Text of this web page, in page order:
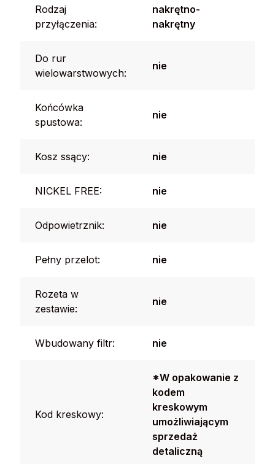
Rodzaj
przyłączenia:
nakrętno-
nakrętny
Do rur
wielowarstwowych:
nie
Końcówka
spustowa:
nie
Kosz ssący: nie
NICKEL FREE: nie
Odpowietrznik: nie
Pełny przelot: nie
Rozeta w
zestawie:
nie
Wbudowany filtr: nie
Kod kreskowy:
*W opakowanie z
kodem
kreskowym
umożliwiającym
sprzedaż
detaliczną